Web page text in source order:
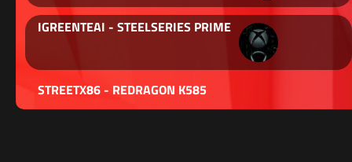
IGREENTEAI - STEELSERIES PRIME
STREETX86 - REDRAGON K585